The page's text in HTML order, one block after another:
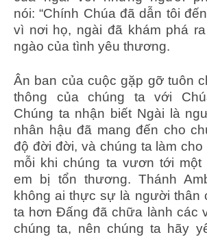
nói: “Chính Chúa đã dẫn tôi
vì nơi họ, ngài đã khám phá
ngào của tình yêu thương.
Ân ban của cuộc gặp gỡ tuôn
thông của chúng ta với
Chúng ta nhận biết Ngài là
nhân hậu đã mang đến cho
độ đời đời, và chúng ta làm cho
mỗi khi chúng ta vươn tới
em bị tổn thương. Thánh
không ai thực sự là người thân
ta hơn Đấng đã chữa lành các
chúng ta, nên chúng ta hãy